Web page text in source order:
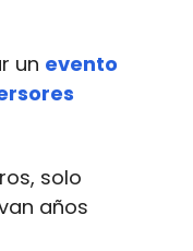
un evento
solo
años